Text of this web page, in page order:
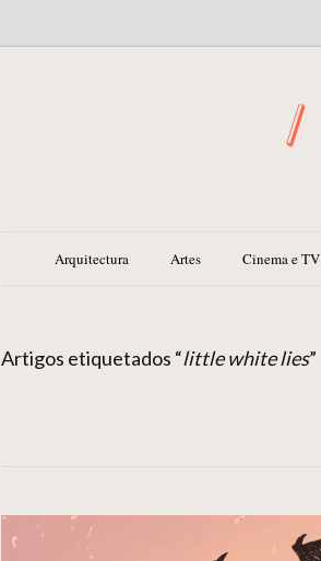
Arquitectura Artes Cinema e TV
Artigos etiquetados “little white lies”